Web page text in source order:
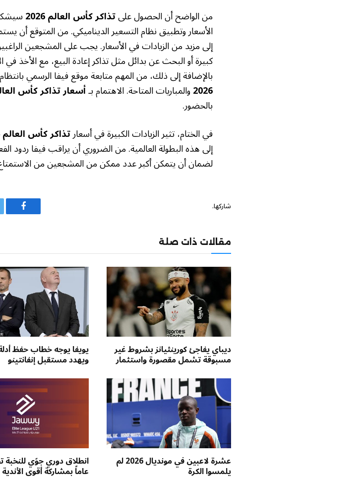
من الواضح أن الحصول علىتذاكر كأس العالم 2026
الأسعار وتطبيق نظام التسعير الديناميكي. من المتوقع أن
إلى مزيد من الزيادات في الأسعار. يجب على المشجعين
كبيرة أو البحث عن بدائل مثل تذاكر إعادة البيع، مع الأخذ في
بالإضافة إلى ذلك، من المهم متابعة موقع فيفا الرسمي
2026والمباريات المتاحة. الاهتمام بـأسعار تذاكر كأس
بالحضور.
في الختام، تثير الزيادات الكبيرة في أسعارتذاكر كأس العالم 2026
إلى هذه البطولة العالمية. من الضروري أن يراقب فيفا
لضمان أن يتمكن أكبر عدد ممكن من المشجعين من الاستمتاع
شاركها.
مقالات ذات صلة
ديباي يفاجئ كورينثيانز بشروط غير
مسبوقة تشمل مقصورة واستثمار
يويفا يوجه خطاب حفظ
ويهدد مستقبل إنفانتينو
عشرة لاعبين في مونديال 2026 لم
يلمسوا الكرة عاماً بمشاركة أقوى